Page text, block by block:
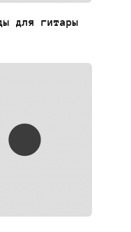
для гитары